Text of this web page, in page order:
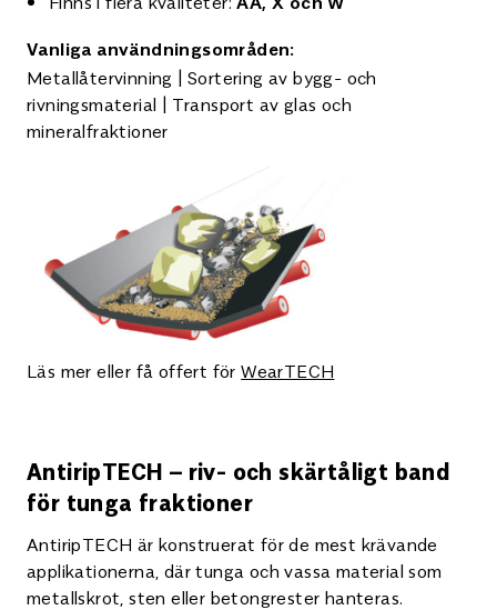
Vanliga användningsområden:
Metallåtervinning | Sortering av bygg- och
rivningsmaterial | Transport av glas och
mineralfraktioner
Läs mer eller få offert förWearTECH
AntiripTECH – riv- och skärtåligt band
för tunga fraktioner
AntiripTECH är konstruerat för de mest krävande
applikationerna, där tunga och vassa material som
metallskrot, sten eller betongrester hanteras.